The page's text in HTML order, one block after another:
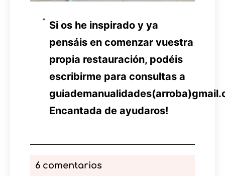
Si os he inspirado y ya
pensáis en comenzar vuestra
propia restauración, podéis
escribirme para consultas a
Encantada de ayudaros!
6 comentarios